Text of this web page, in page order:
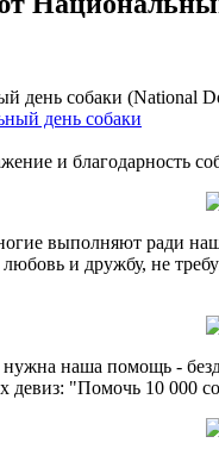
день собаки (National
и благодарность
выполняют ради
и дружбу, не
нужна наша помощь -
девиз: "Помочь 10 000